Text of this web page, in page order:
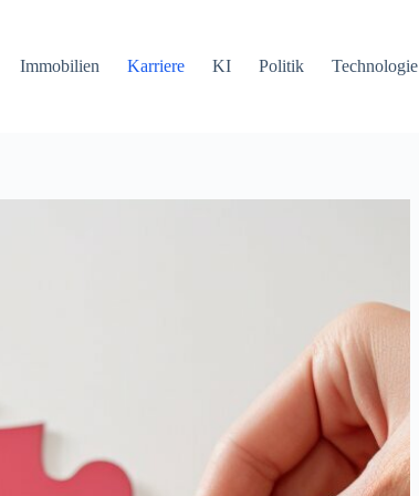
Immobilien Karriere KI Politik Technologie